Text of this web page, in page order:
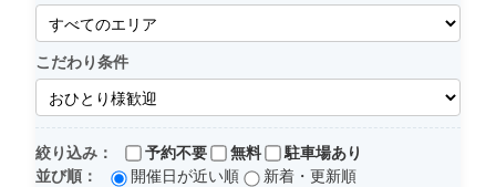
こだわり条件
絞り込み： 予約不要 無料
駐車場あり
並び順：
開催日が近い順 新着・更新順